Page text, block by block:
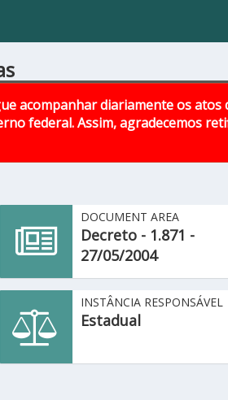
acompanhar diariamente os
federal. Assim, agradecemos
DOCUMENT AREA
Decreto - 1.871 -
27/05/2004
INSTÂNCIA RESPONSÁVEL
Estadual